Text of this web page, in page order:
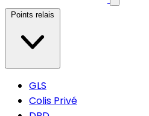
GLS
Colis Privé